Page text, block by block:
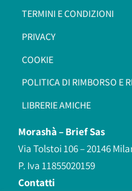
TERMINI E CONDIZIONI
PRIVACY
COOKIE
POLITICA DI RIMBORSO E
LIBRERIE AMICHE
Morashà –Brief Sas
Via Tolstoi 106 – 20146
P. Iva 11855020159
Contatti